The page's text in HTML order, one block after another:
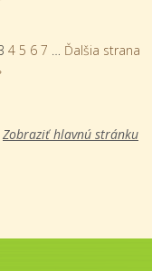
4 5 6 7
Ďalšia strana
Zobraziť hlavnú stránku